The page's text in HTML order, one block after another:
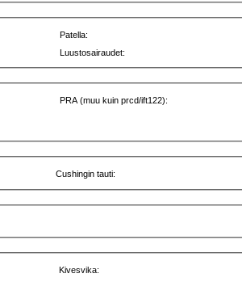
Patella:
Luustosairaudet:
PRA (muu kuin prcd/ift122):
Cushingin tauti:
Kivesvika: